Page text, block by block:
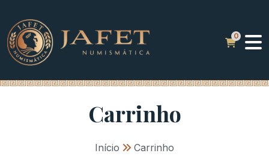
Carrinho
Início » Carrinho